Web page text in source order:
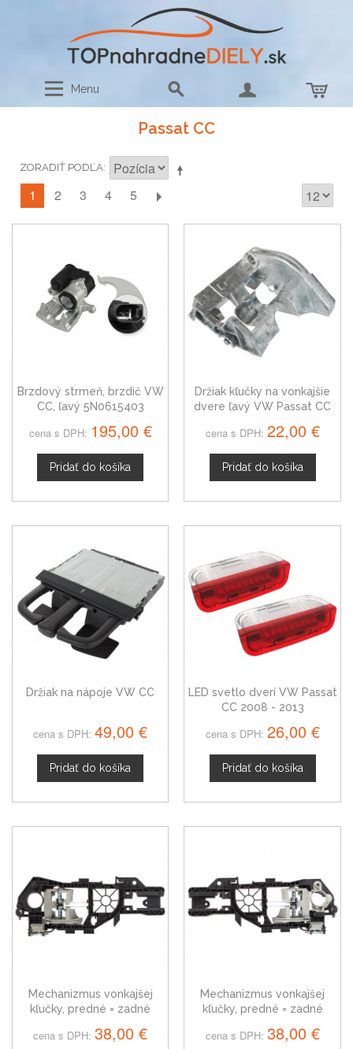
Menu
Passat CC
ZORADIŤ PODĽA
1 2 3 4 5
Brzdový strmeň, brzdič VW
CC, ľavý 5N0615403
cena s DPH: 195,00 €
Pridať do košíka
Držiak kľučky na vonkajšie
dvere ľavý VW Passat CC
cena s DPH: 22,00 €
Pridať do košíka
Držiak na nápoje VW CC
cena s DPH: 49,00 €
Pridať do košíka
LED svetlo dverí VW Passat
CC 2008 - 2013
cena s DPH: 26,00 €
Pridať do košíka
Mechanizmus vonkajšej
kľučky, predné = zadné
cena s DPH: 38,00 €
Mechanizmus vonkajšej
kľučky, predné = zadné
cena s DPH: 38,00 €